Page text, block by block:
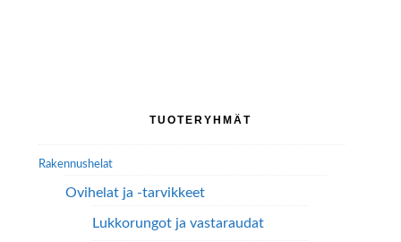
TUOTERYHMÄT
Rakennushelat
Ovihelat ja -tarvikkeet
Lukkorungot ja vastaraudat